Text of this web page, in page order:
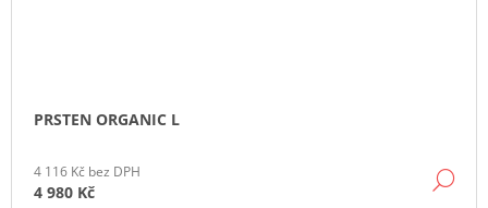
PRSTEN ORGANIC L
4 116 Kč bez DPH
4 980 Kč